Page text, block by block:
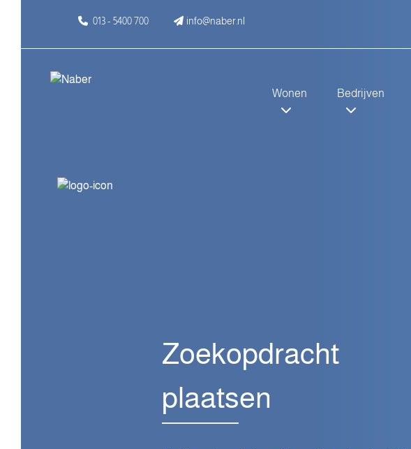
013 - 5400 700 info@naber.nl
Wonen Bedrijven
Zoekopdracht
plaatsen